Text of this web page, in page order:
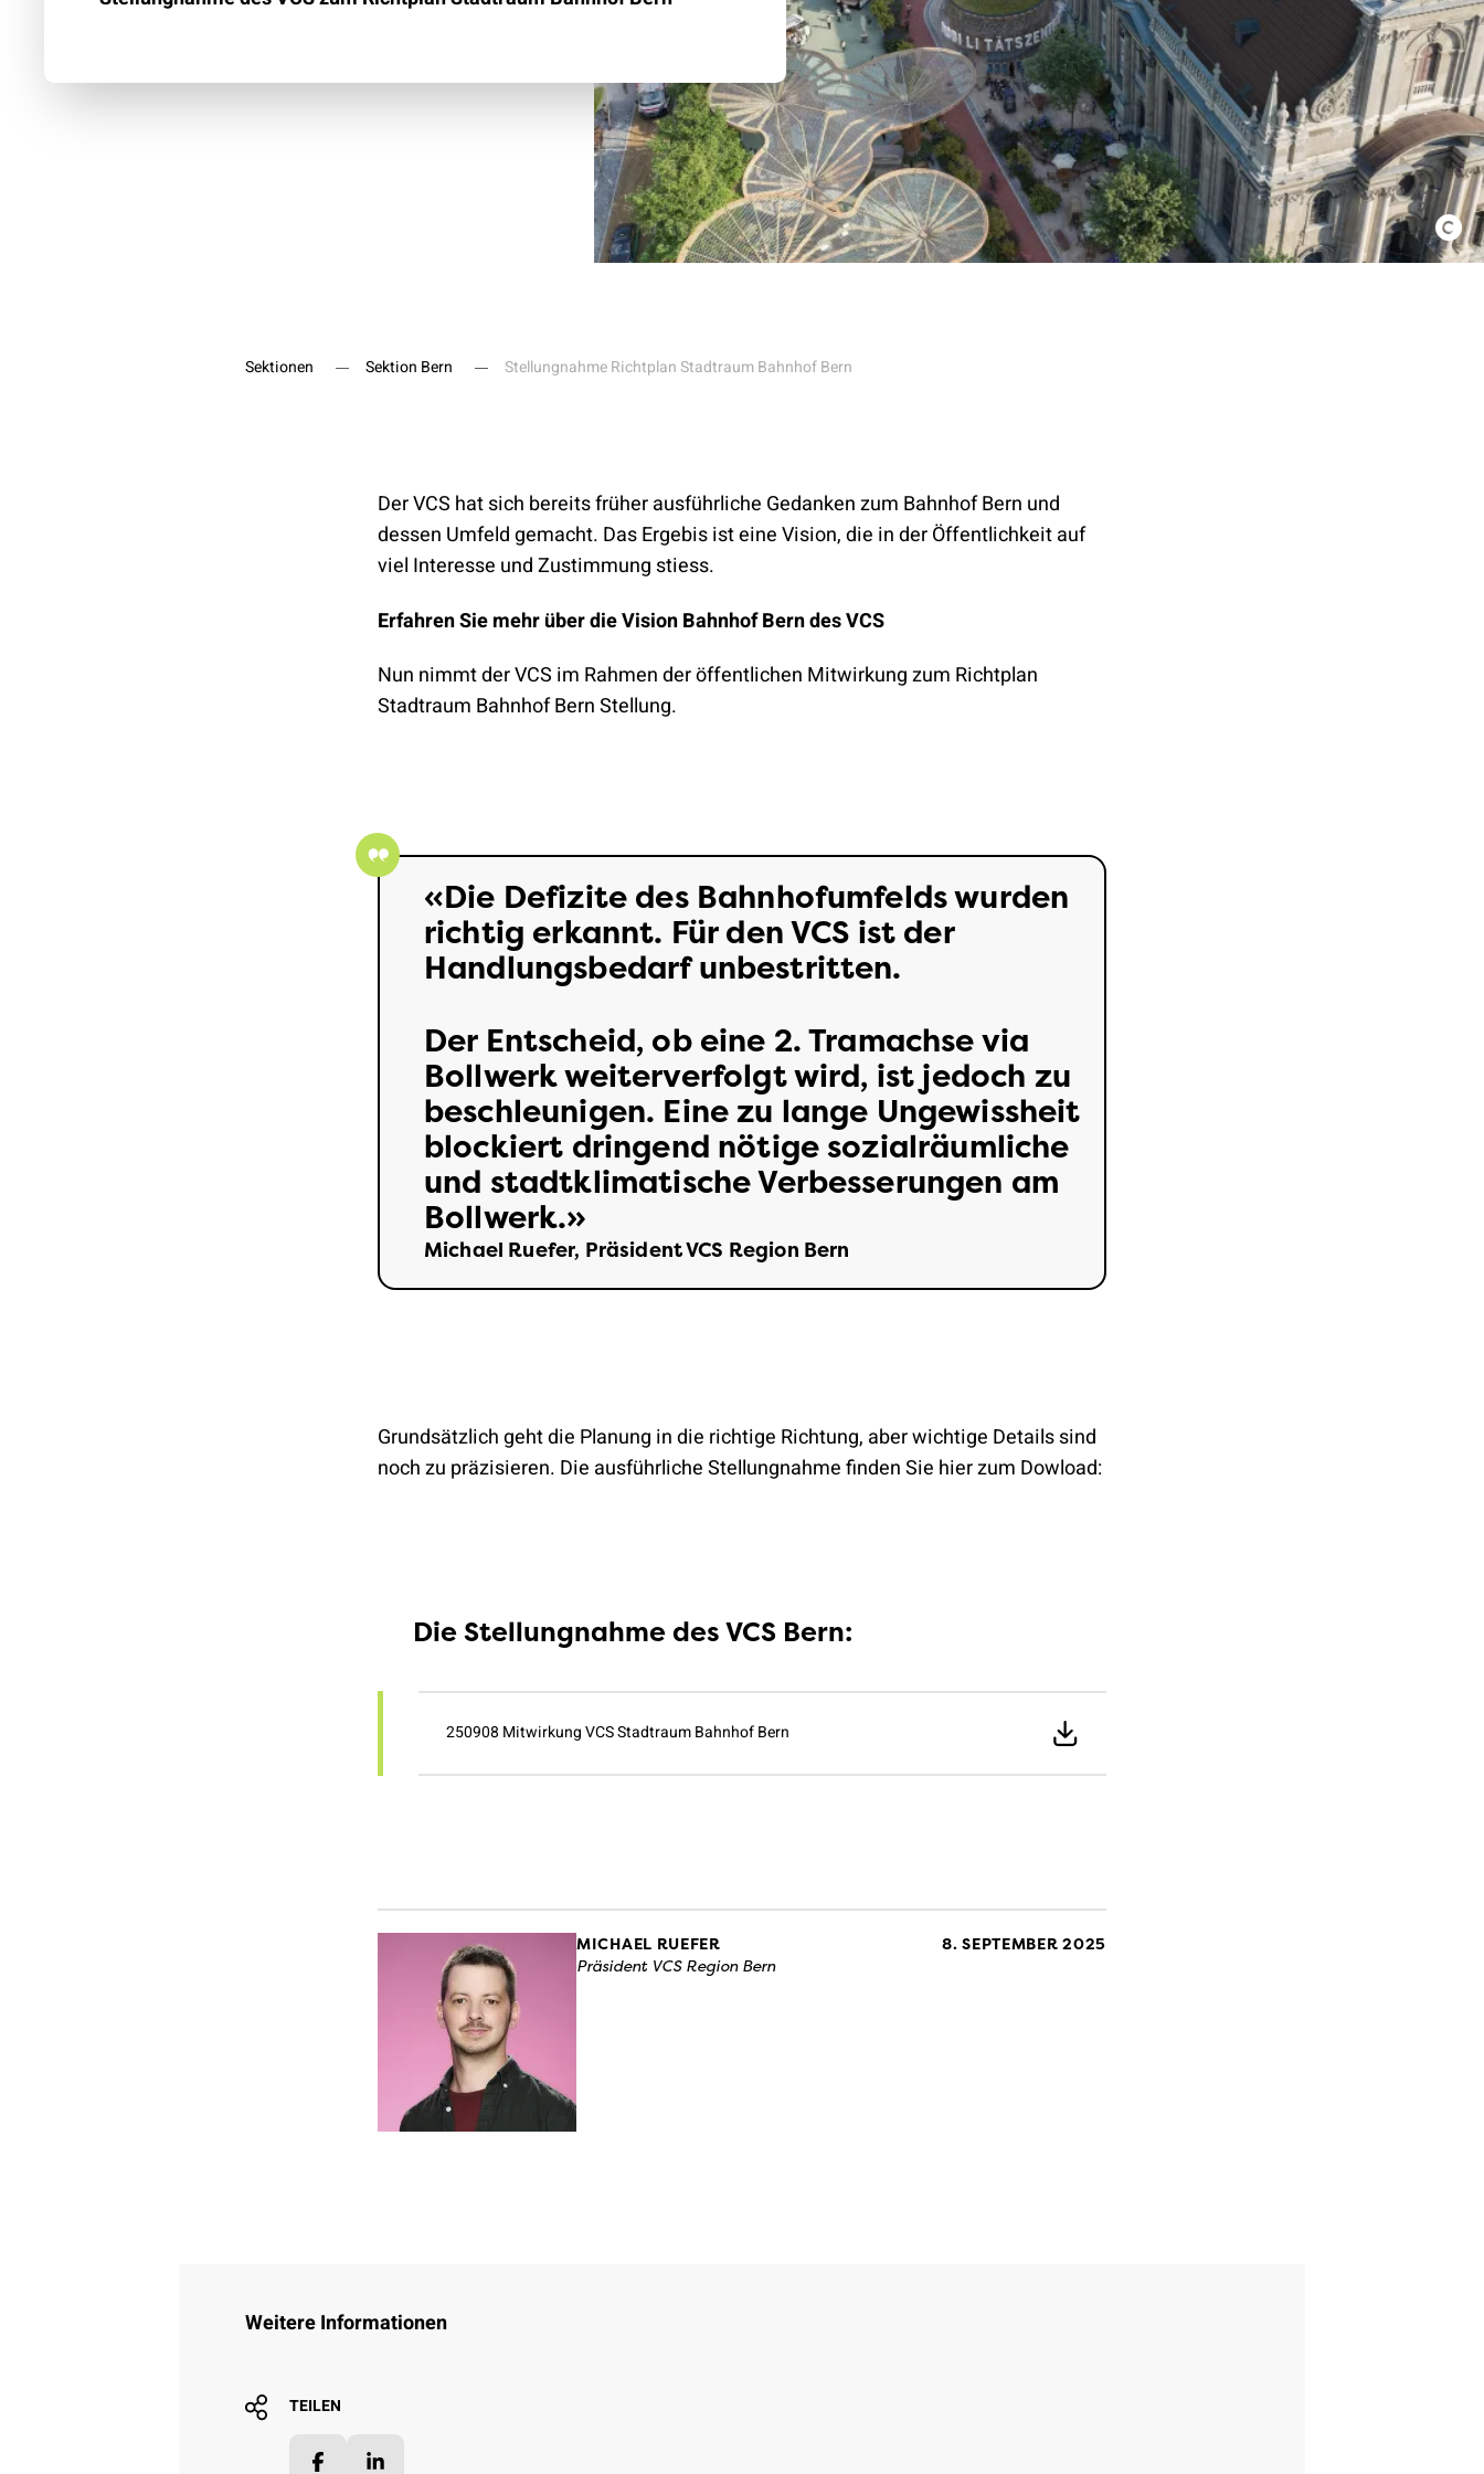
Sektionen Sektion Bern Stellungnahme Richtplan Stadtraum Bahnhof Bern
Der VCS hat sich bereits früher ausführliche Gedanken zum Bahnhof Bern und
dessen Umfeld gemacht. Das Ergebis ist eine Vision, die in der Öffentlichkeit auf
viel Interesse und Zustimmung stiess.
Erfahren Sie mehr über die Vision Bahnhof Bern des VCS
Nun nimmt der VCS im Rahmen der öffentlichen Mitwirkung zum Richtplan
Stadtraum Bahnhof Bern Stellung.
Die Defizite des Bahnhofumfelds wurden
richtig erkannt. Für den VCS ist der
Handlungsbedarf unbestritten.
Der Entscheid, ob eine 2. Tramachse via
Bollwerk weiterverfolgt wird, ist jedoch zu
beschleunigen. Eine zu lange Ungewissheit
blockiert dringend nötige sozialräumliche
und stadtklimatische Verbesserungen am
Bollwerk.
Michael Ruefer, Präsident VCS Region Bern
Grundsätzlich geht die Planung in die richtige Richtung, aber wichtige Details sind
noch zu präzisieren. Die ausführliche Stellungnahme finden Sie hier zum Dowload:
Die Stellungnahme des VCS Bern:
250908 Mitwirkung VCS Stadtraum Bahnhof Bern
MICHAEL RUEFER
8. SEPTEMBER 2025
Präsident VCS Region Bern
Weitere Informationen
TEILEN
Facebook